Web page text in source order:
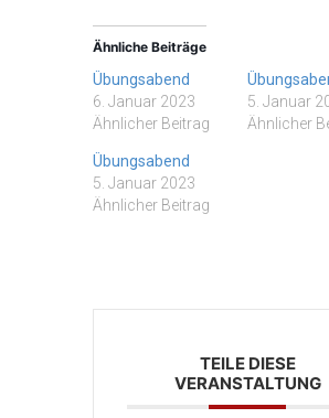
Ähnliche Beiträge
Übungsabend
6. Januar 2023
Ähnlicher Beitrag
5. Januar
Ähnlicher
Übungsabend
5. Januar 2023
Ähnlicher Beitrag
TEILE DIESE
VERANSTALTUNG